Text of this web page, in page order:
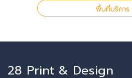
พื้นที่บริการ
28 Print & Design